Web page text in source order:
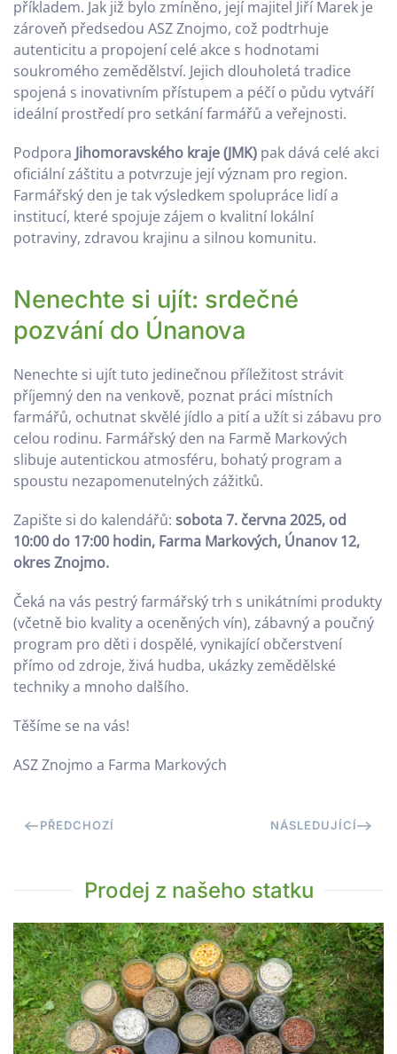
příkladem. Jak již bylo zmíněno, její majitel Jiří Marek je
zároveň předsedou ASZ Znojmo, což podtrhuje
autenticitu a propojení celé akce s hodnotami
soukromého zemědělství. Jejich dlouholetá tradice
spojená s inovativním přístupem a péčí o půdu vytváří
ideální prostředí pro setkání farmářů a veřejnosti.
Podpora Jihomoravského kraje (JMK) pak dává celé akci
oficiální záštitu a potvrzuje její význam pro region.
Farmářský den je tak výsledkem spolupráce lidí a
institucí, které spojuje zájem o kvalitní lokální
potraviny, zdravou krajinu a silnou komunitu.
Nenechte si ujít: srdečné
pozvání do Únanova
Nenechte si ujít tuto jedinečnou příležitost strávit
příjemný den na venkově, poznat práci místních
farmářů, ochutnat skvělé jídlo a pití a užít si zábavu pro
celou rodinu. Farmářský den na Farmě Markových
slibuje autentickou atmosféru, bohatý program a
spoustu nezapomenutelných zážitků.
Zapište si do kalendářů: sobota 7. června 2025, od
10:00 do 17:00 hodin, Farma Markových, Únanov 12,
okres Znojmo.
Čeká na vás pestrý farmářský trh s unikátními produkty
(včetně bio kvality a oceněných vín), zábavný a poučný
program pro děti i dospělé, vynikající občerstvení
přímo od zdroje, živá hudba, ukázky zemědělské
techniky a mnoho dalšího.
Těšíme se na vás!
ASZ Znojmo a Farma Markových
PŘEDCHOZÍ NÁSLEDUJÍCÍ
Prodej z našeho statku